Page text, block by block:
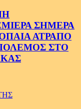
ΣΗΜΕΡΑ
ΑΤΡΑΠΟ
ΣΤΟ